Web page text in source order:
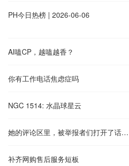
PH今日热榜 | 2026-06-06
AI嗑CP，越嗑越香？
你有工作电话焦虑症吗
​NGC 1514: 水晶球星云
她的评论区里，被举报者们打开了话匣子
补齐网购售后服务短板